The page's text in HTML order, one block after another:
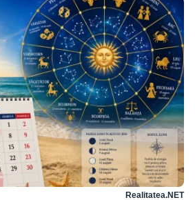
Realitatea.NET